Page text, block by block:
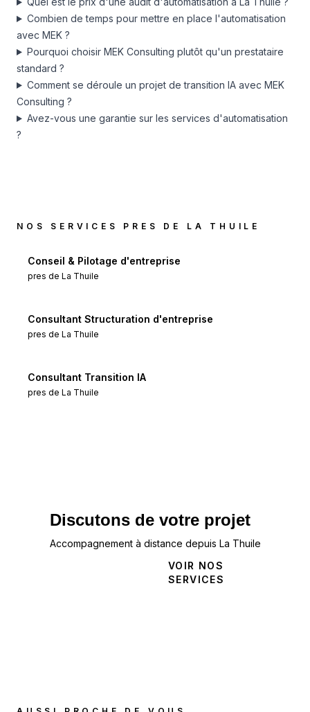
Combien de temps pour mettre en place l'automatisation
avec MEK ?
Pourquoi choisir MEK Consulting plutôt qu'un prestataire
standard ?
Comment se déroule un projet de transition IA avec MEK
Consulting ?
Avez-vous une garantie sur les services d'automatisation
?
NOS SERVICES PRES DE LA THUILE
Conseil & Pilotage d'entreprise
pres de La Thuile
Consultant Structuration d'entreprise
pres de La Thuile
Consultant Transition IA
pres de La Thuile
Discutons de votre projet
Accompagnement à distance depuis La Thuile
VOIR NOS
SERVICES